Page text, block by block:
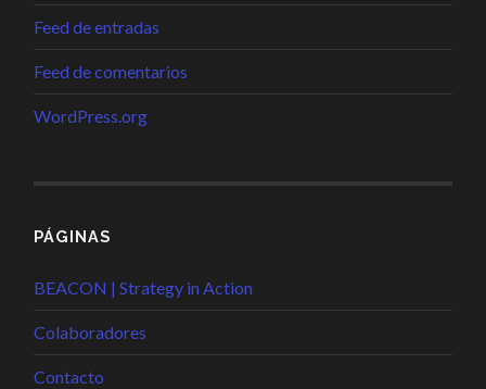
Feed de entradas
Feed de comentarios
WordPress.org
PÁGINAS
BEACON | Strategy in Action
Colaboradores
Contacto